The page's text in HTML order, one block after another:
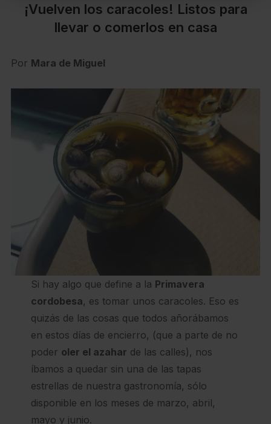
¡Vuelven los caracoles! Listos para
llevar o comerlos en casa
Por Mara de Miguel
Si hay algo que define a la Primavera
cordobesa, es tomar unos caracoles. Eso es
quizás de las cosas que todos añorábamos
en estos días de encierro, (que a parte de no
poder oler el azahar de las calles), nos
íbamos a quedar sin una de las tapas
estrellas de nuestra gastronomía, sólo
disponible en los meses de marzo, abril,
mayo y junio.